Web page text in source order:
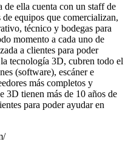
de ella cuenta con un staff de
de equipos que comercializan,
técnico y bodegas para
momento a cada uno de
a clientes para poder
tecnología 3D, cubren todo el
(software), escáner e
más completos y
3D tienen más de 10 años de
para poder ayudar en